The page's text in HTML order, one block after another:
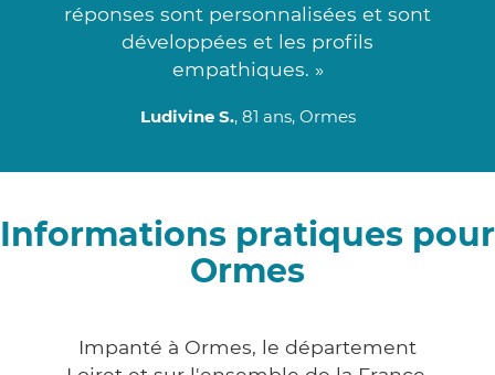
réponses sont personnalisées et sont
développées et les profils
empathiques. »
Ludivine S., 81 ans, Ormes
Informations pratiques pour
Ormes
Impanté à Ormes, le département